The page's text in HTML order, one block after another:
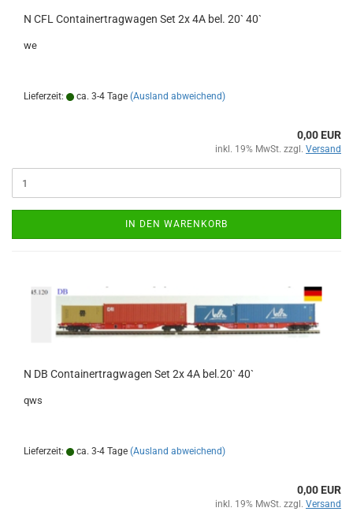
N CFL Containertragwagen Set 2x 4A bel. 20` 40`
we
Lieferzeit: ca. 3-4 Tage (Ausland abweichend)
0,00 EUR
inkl. 19% MwSt. zzgl. Versand
IN DEN WARENKORB
N DB Containertragwagen Set 2x 4A bel.20` 40`
qws
Lieferzeit: ca. 3-4 Tage (Ausland abweichend)
0,00 EUR
inkl. 19% MwSt. zzgl. Versand